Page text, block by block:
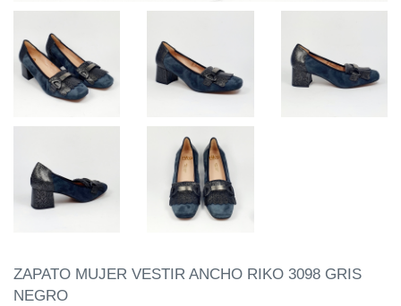
ZAPATO MUJER VESTIR ANCHO RIKO 3098 GRIS
NEGRO